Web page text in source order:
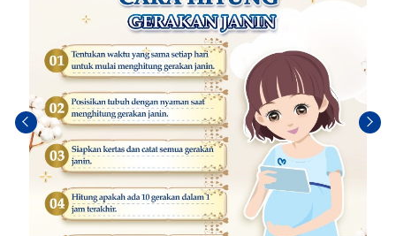
Sebel
umn
ya
Berik
utny